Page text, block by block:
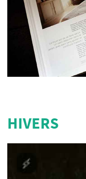
HIVERS